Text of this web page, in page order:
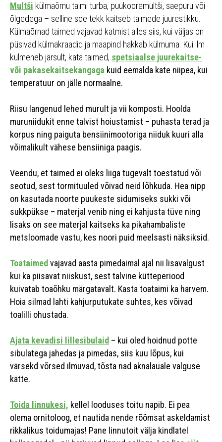
Multši külmaõrnu taimi turba, puukooremultši, saepuru või
õlgedega – selline soe tekk kaitseb taimede juurestikku.
Külmaõrnad taimed vajavad katmist alles siis, kui väljas on
püsivad külmakraadid ja maapind hakkab külmuma. Kui ilm
külmeneb järsult, kata taimed, spetsiaalse juurekaitse-
või pakasekaitsekangaga kuid eemalda kate niipea, kui
temperatuur on jälle normaalne.
Riisu langenud lehed murult ja vii komposti. Hoolda
muruniidukit enne talvist hoiustamist – puhasta terad ja
korpus ning paiguta bensiinimootoriga niiduk kuuri alla
võimalikult vähese bensiiniga paagis.
Veendu, et taimed ei oleks liiga tugevalt toestatud või
seotud, sest tormituuled võivad neid lõhkuda. Hea nipp
on kasutada noorte puukeste sidumiseks sukki või
sukkpükse – materjal venib ning ei kahjusta tüve ning
lisaks on see materjal kaitseks ka pikahambaliste
metsloomade vastu, kes noori puid meelsasti näksiksid.
Toataimed vajavad aasta pimedaimal ajal nii lisavalgust
kui ka piisavat niiskust, sest talvine kütteperiood
kuivatab toaõhku märgatavalt. Kasta toataimi ka harvem.
Hoia silmad lahti kahjurputukate suhtes, kes võivad
toalilli ohustada.
Ajata kevadisi lillesibulaid – kui oled hoidnud potte
sibulatega jahedas ja pimedas, siis kuu lõpus, kui
värsekd võrsed ilmuvad, tõsta nad aknalauale valguse
kätte.
Toida linnukesi, kellel looduses toitu napib. Ei pea
olema ornitoloog, et nautida nende rõõmsat askeldamist
rikkalikus toidumajas! Pane linnutoit välja kindlatel